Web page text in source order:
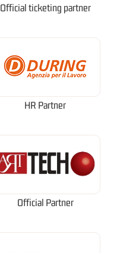
Official ticketing partner
HR Partner
Official Partner